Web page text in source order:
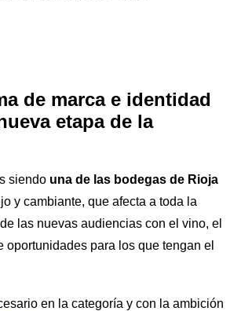
de marca e identidad
etapa de la
siendo una de las bodegas de Rioja
y cambiante, que afecta a toda la
las nuevas audiencias con el vino, el
para los que tengan el
en la categoría y con la ambición